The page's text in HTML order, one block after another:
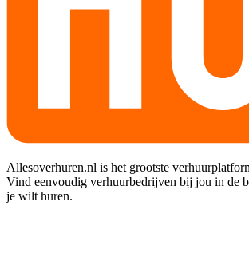
Allesoverhuren.nl is het grootste
Vind eenvoudig verhuurbedrijven bij jou in de
je wilt huren.